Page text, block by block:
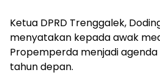
Ketua DPRD Trenggalek,
menyatakan kepada awak
Propemperda menjadi
tahun depan.